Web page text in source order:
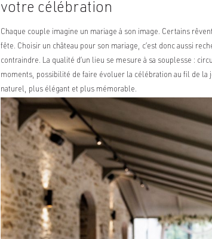
votre célébration
Chaque couple imagine un mariage à son image. Certains
fête. Choisir un château pour son mariage, c’est donc aussi
contraindre. La qualité d’un lieu se mesure à sa souplesse :
moments, possibilité de faire évoluer la célébration au fil de la
naturel, plus élégant et plus mémorable.